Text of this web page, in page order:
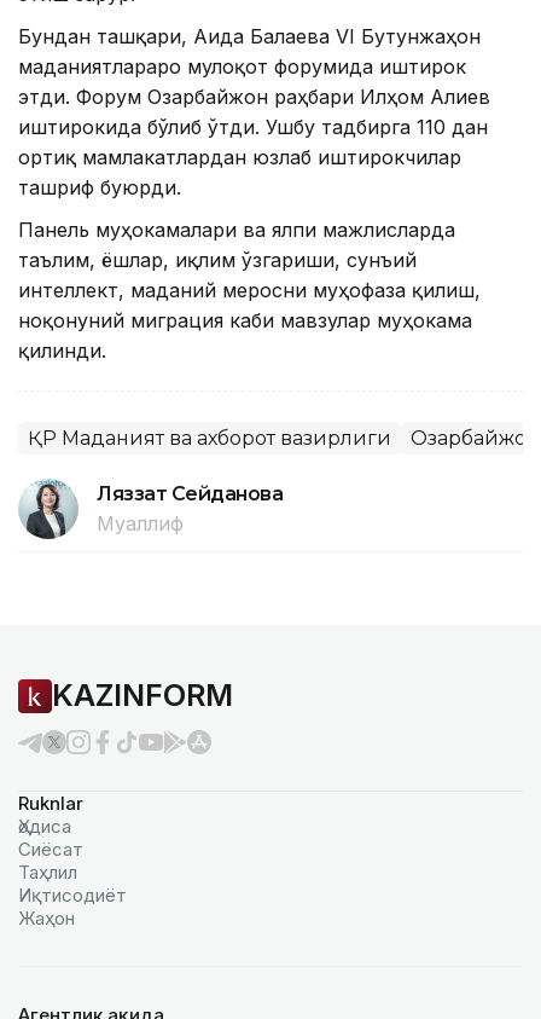
Бундан ташқари, Аида Балаева VI Бутунжаҳон
маданиятлараро мулоқот форумида иштирок
этди. Форум Озарбайжон раҳбари Илҳом Алиев
иштирокида бўлиб ўтди. Ушбу тадбирга 110 дан
ортиқ мамлакатлардан юзлаб иштирокчилар
ташриф буюрди.
Панель муҳокамалари ва ялпи мажлисларда
таълим, ёшлар, иқлим ўзгариши, сунъий
интеллект, маданий меросни муҳофаза қилиш,
ноқонуний миграция каби мавзулар муҳокама
қилинди.
ҚР Маданият ва ахборот вазирлиги Озарбайжон
Ляззат Сейданова
Муаллиф
KAZINFORM
Ruknlar
Ҳодиса
Сиёсат
Таҳлил
Иқтисодиёт
Жаҳон